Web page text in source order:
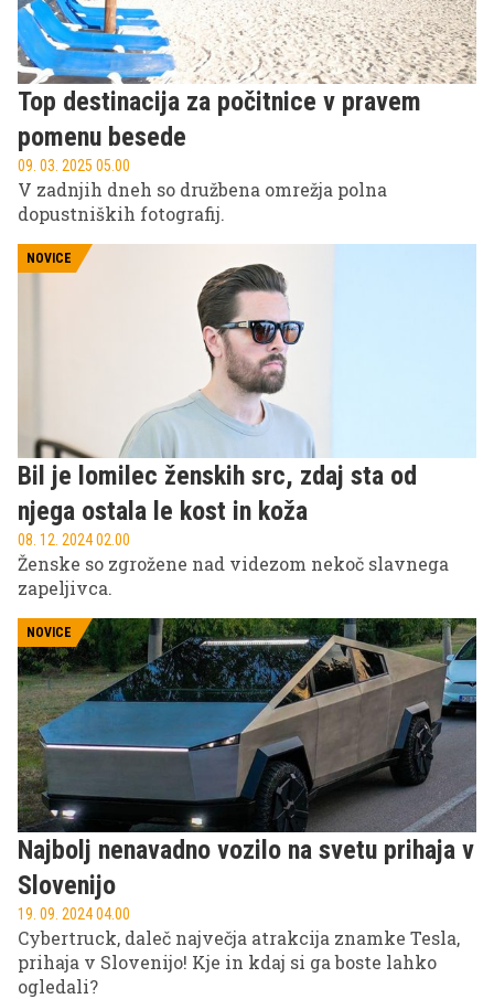
Top destinacija za počitnice v pravem
pomenu besede
09. 03. 2025 05.00
V zadnjih dneh so družbena omrežja polna
dopustniških fotografij.
NOVICE
Bil je lomilec ženskih src, zdaj sta od
njega ostala le kost in koža
08. 12. 2024 02.00
Ženske so zgrožene nad videzom nekoč slavnega
zapeljivca.
NOVICE
Najbolj nenavadno vozilo na svetu prihaja v
Slovenijo
19. 09. 2024 04.00
Cybertruck, daleč največja atrakcija znamke Tesla,
prihaja v Slovenijo! Kje in kdaj si ga boste lahko
ogledali?